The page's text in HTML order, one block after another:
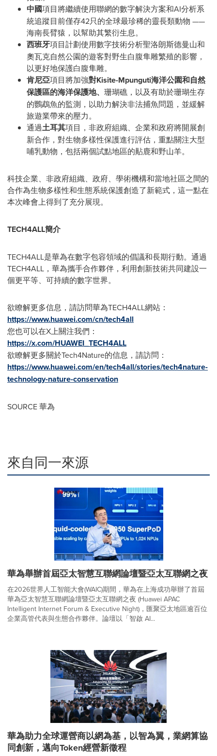
中國項目將繼續使用聯網的數字解決方案和AI分析系
統追蹤目前僅存42只的全球最珍稀的靈長類動物 ——
海南長臂猿，以幫助其繁衍生息。
西班牙項目計劃使用數字技術分析聖洛朗斯德曼山和
奧瓦克自然公園的遊客對野生白腹隼雕繁殖的影響，
以更好地保護白腹隼雕。
肯尼亞項目將加強對Kisite-Mpunguti海洋公園和自然
保護區的海洋保護地、 珊瑚礁，以及有助於珊瑚生存
的鸚鵡魚的監測，以助力解決非法捕魚問題，並緩解
旅遊業帶來的壓力。
通過土耳其項目，非政府組織、企業和政府將開展創
新合作，對生物多樣性保護進行評估，重點關注大型
哺乳動物，包括兩個試點地區的黇鹿和野山羊。
科技企業、非政府組織、政府、學術機構和當地社區之間的
合作為生物多樣性和生態系統保護創造了新範式，這一點在
本次峰會上得到了充分展現。
TECH4ALL簡介
TECH4ALL是華為在數字包容領域的倡議和長期行動。通過
TECH4ALL，華為攜手合作夥伴，利用創新技術共同建設一
個更平等、可持續的數字世界。
欲瞭解更多信息，請訪問華為TECH4ALL網站：
https://www.huawei.com/cn/tech4all
您也可以在X上關注我們：
https://x.com/HUAWEI_TECH4ALL
欲瞭解更多關於Tech4Nature的信息，請訪問：
https://www.huawei.com/en/tech4all/stories/tech4nature-
technology-nature-conservation
SOURCE 華為
來自同一來源
華為舉辦首屆亞太智慧互聯網論壇暨亞太互聯網之夜
在2026世界人工智能大會(WAIC)期間，華為在上海成功舉辦了首屆
華為亞太智慧互聯網論壇暨亞太互聯網之夜 (Huawei APAC
Intelligent Internet Forum & Executive Night)，匯聚亞太地區逾百位
企業高管代表與生態合作夥伴。論壇以「智啟 AI...
華為助力全球運營商以網為基，以智為翼，業網算協
同創新，邁向Token經營新徵程